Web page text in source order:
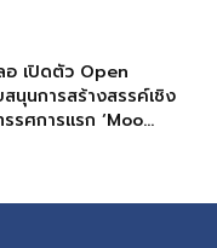
อ เปิดตัว Open
นุนการสร้างสรรค์เชิง
รศการแรก ‘Moo...